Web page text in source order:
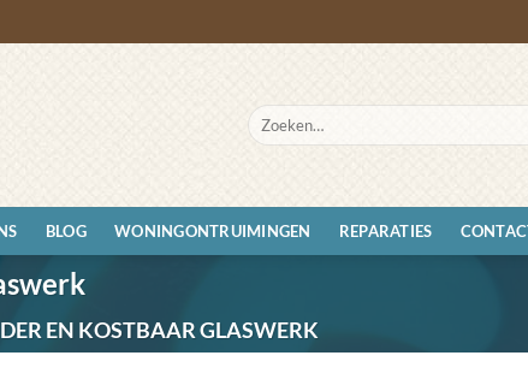
Zoeken
naar:
BLOG WONINGONTRUIMINGEN REPARATIES
EN KOSTBAAR GLASWERK